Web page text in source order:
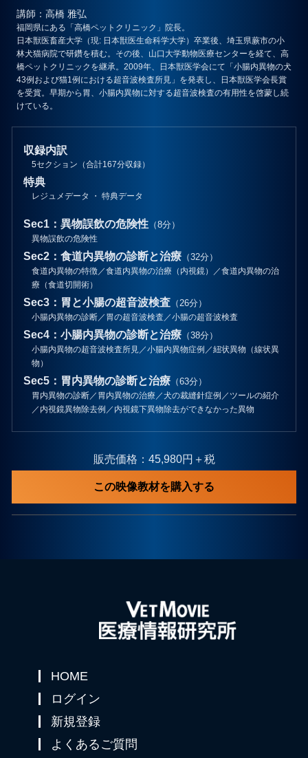
講師 ：高橋 雅弘
福岡県にある「高橋ペットクリニック」院長。
日本獣医畜産大学（現: 日本獣医生命科学大学）卒業後、埼玉県蕨市の小
林犬猫病院で研鑽を積む。その後、山口大学動物医療センターを経て、高
橋ペットクリニックを継承。2009年、日本獣医学会にて「小腸内異物の犬
43例および猫1例における超音波検査所見」を発表し、日本獣医学会長賞
を受賞。早期から胃、小腸内異物に対する超音波検査の有用性を啓蒙し続
けている。
収録内訳
5セクション（合計167分収録）
特典
レジュメデータ ・ 特典データ
Sec1：異物誤飲の危険性（8分）
異物誤飲の危険性
Sec2：食道内異物の診断と治療（32分）
食道内異物の特徴／食道内異物の治療（内視鏡）／食道内異物の治
療（食道切開術）
Sec3：胃と小腸の超音波検査（26分）
小腸内異物の診断／胃の超音波検査／小腸の超音波検査
Sec4：小腸内異物の診断と治療（38分）
小腸内異物の超音波検査所見／小腸内異物症例／紐状異物（線状異
物）
Sec5：胃内異物の診断と治療（63分）
胃内異物の診断／胃内異物の治療／犬の裁縫針症例／ツールの紹介
／内視鏡異物除去例／内視鏡下異物除去ができなかった異物
販売価格：45,980円＋税
この映像教材を購入する
HOME
ログイン
新規登録
よくあるご質問